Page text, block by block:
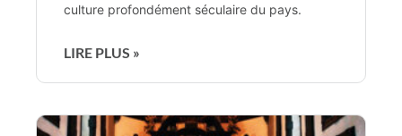
culture profondément séculaire du pays.
LIRE PLUS »